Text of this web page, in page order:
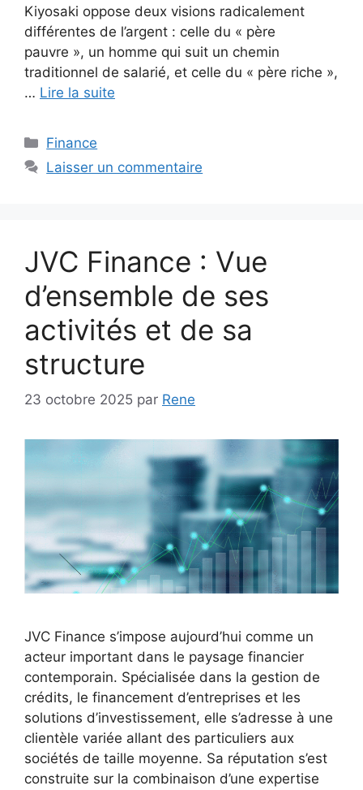
Kiyosaki oppose deux visions radicalement
différentes de l’argent : celle du « père
pauvre », un homme qui suit un chemin
traditionnel de salarié, et celle du « père riche »,
… Lire la suite
Catégories
Finance
Laisser un commentaire
JVC Finance : Vue
d’ensemble de ses
activités et de sa
structure
23 octobre 2025 par Rene
JVC Finance s’impose aujourd’hui comme un
acteur important dans le paysage financier
contemporain. Spécialisée dans la gestion de
crédits, le financement d’entreprises et les
solutions d’investissement, elle s’adresse à une
clientèle variée allant des particuliers aux
sociétés de taille moyenne. Sa réputation s’est
construite sur la combinaison d’une expertise